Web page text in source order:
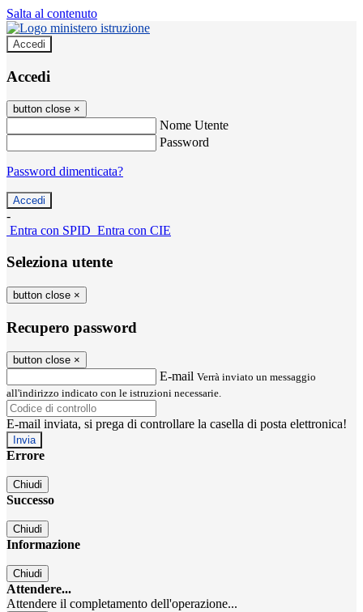
Salta al contenuto
Accedi
Accedi
button close ×
Nome Utente
Password
Password dimenticata?
-
Entra con SPID Entra con CIE
Seleziona utente
button close ×
Recupero password
button close ×
E-mail Verrà inviato un messaggio
all'indirizzo indicato con le istruzioni necessarie.
E-mail inviata, si prega di controllare la casella di posta elettronica!
Errore
Chiudi
Successo
Chiudi
Informazione
Chiudi
Attendere...
Attendere il completamento dell'operazione...